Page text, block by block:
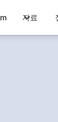
자료